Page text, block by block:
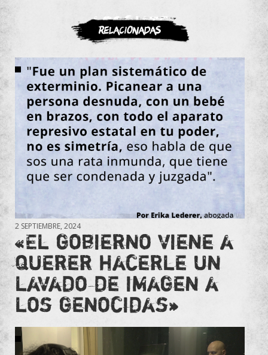
ASOCIATE
Relacionadas
2 SEPTIEMBRE, 2024
«El gobierno viene a
querer hacerle un
lavado de imagen a
los genocidas»